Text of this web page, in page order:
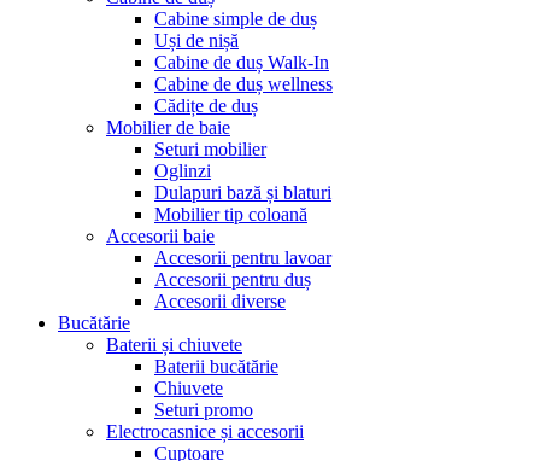
Cabine simple de duș
Uși de nișă
Cabine de duș Walk-In
Cabine de duș wellness
Cădițe de duș
Mobilier de baie
Seturi mobilier
Oglinzi
Dulapuri bază și blaturi
Mobilier tip coloană
Accesorii baie
Accesorii pentru lavoar
Accesorii pentru duș
Accesorii diverse
Bucătărie
Baterii și chiuvete
Baterii bucătărie
Chiuvete
Seturi promo
Electrocasnice și accesorii
Cuptoare